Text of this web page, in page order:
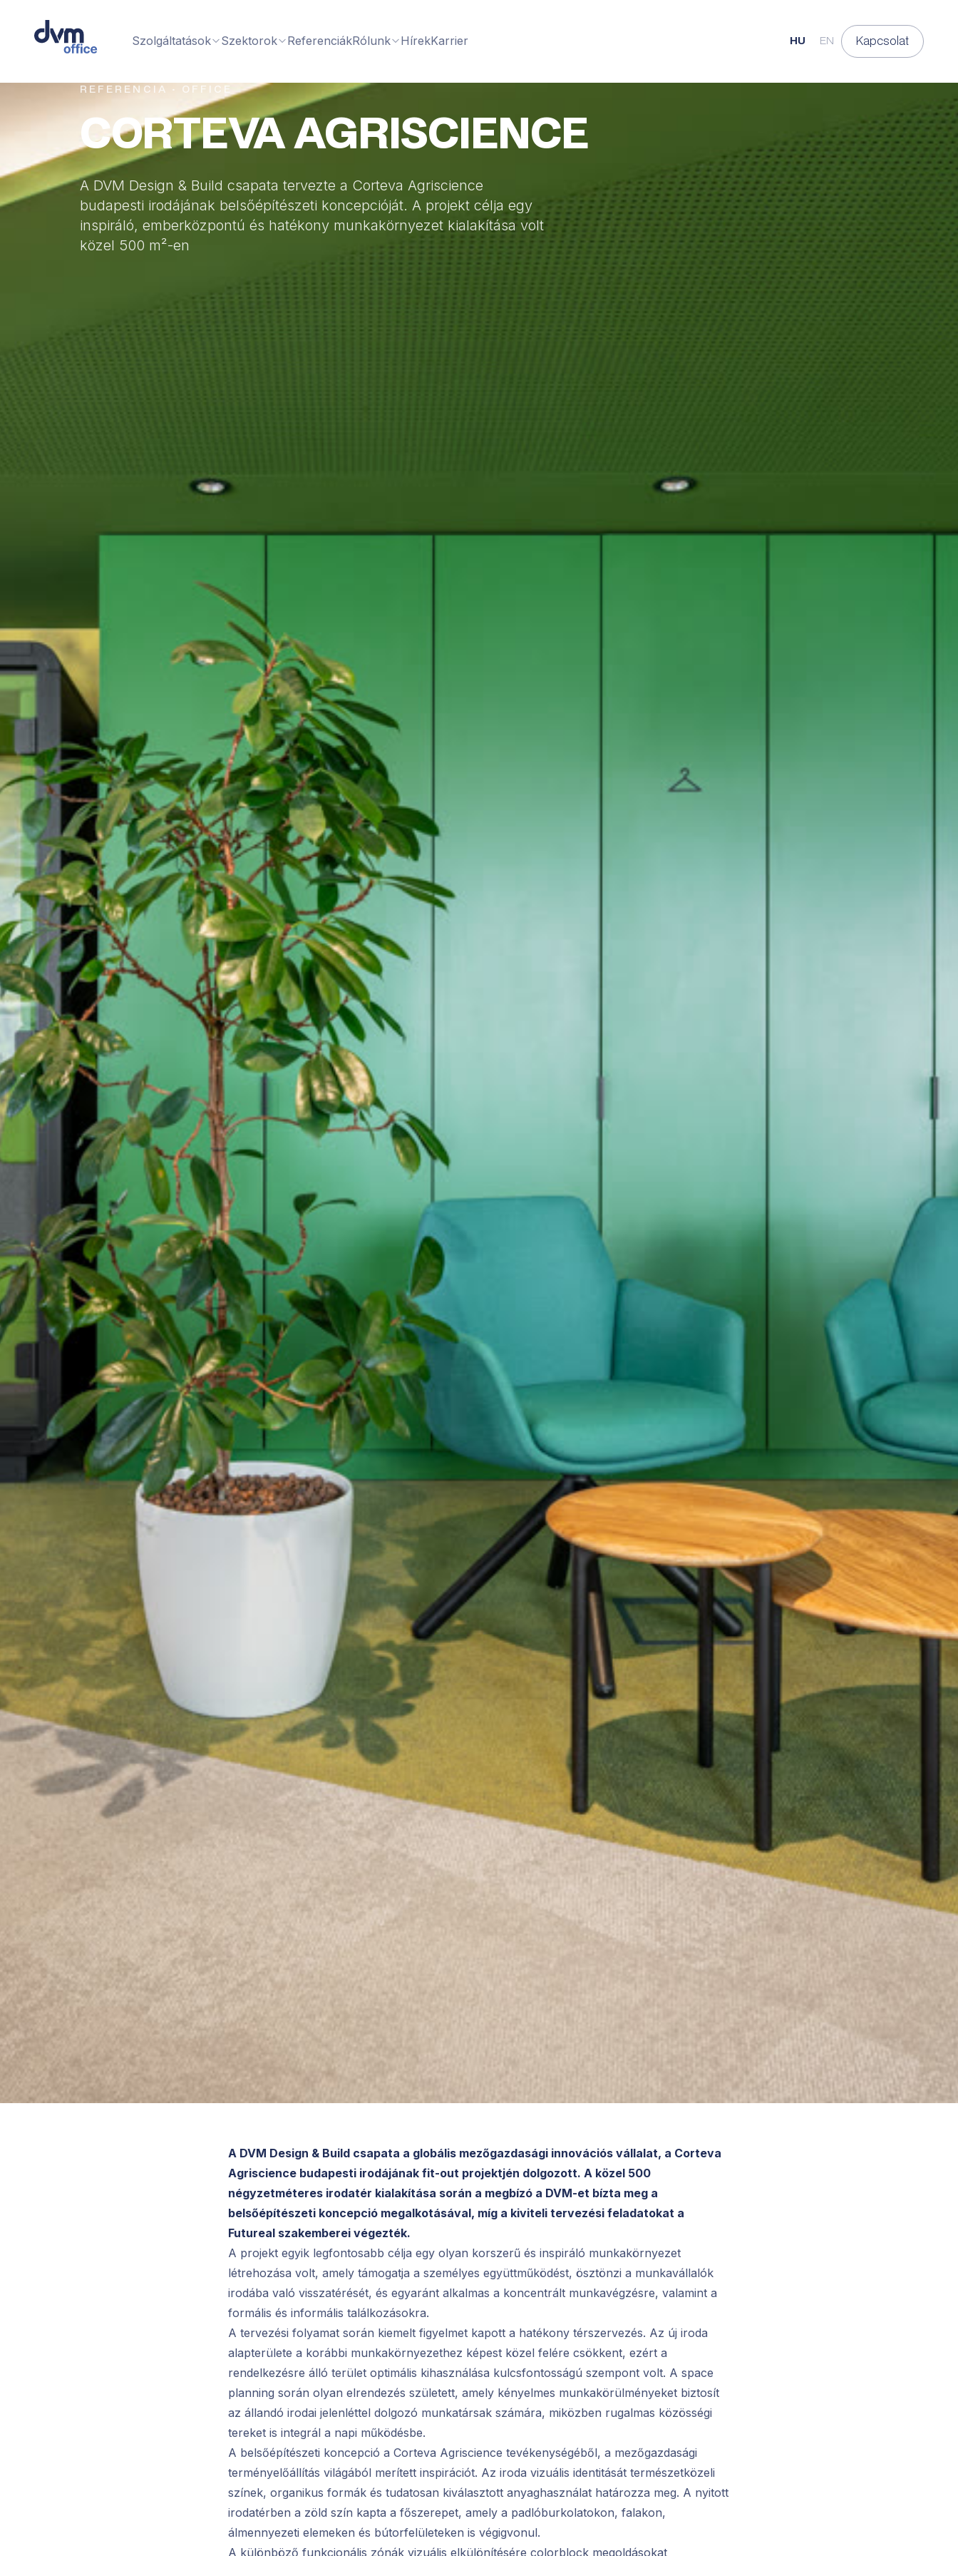
Szolgáltatások Szektorok ReferenciákRólunk HírekKarrier HU EN Kapcsolat
REFERENCIA · OFFICE
CORTEVA AGRISCIENCE
A DVM Design & Build csapata tervezte a Corteva Agriscience
budapesti irodájának belsőépítészeti koncepcióját. A projekt célja egy
inspiráló, emberközpontú és hatékony munkakörnyezet kialakítása volt
közel 500 m²-en
A DVM Design & Build csapata a globális mezőgazdasági innovációs vállalat, a Corteva
Agriscience budapesti irodájának fit-out projektjén dolgozott. A közel 500
négyzetméteres irodatér kialakítása során a megbízó a DVM-et bízta meg a
belsőépítészeti koncepció megalkotásával, míg a kiviteli tervezési feladatokat a
Futureal szakemberei végezték.
A projekt egyik legfontosabb célja egy olyan korszerű és inspiráló munkakörnyezet
létrehozása volt, amely támogatja a személyes együttműködést, ösztönzi a munkavállalók
irodába való visszatérését, és egyaránt alkalmas a koncentrált munkavégzésre, valamint a
formális és informális találkozásokra.
A tervezési folyamat során kiemelt figyelmet kapott a hatékony térszervezés. Az új iroda
alapterülete a korábbi munkakörnyezethez képest közel felére csökkent, ezért a
rendelkezésre álló terület optimális kihasználása kulcsfontosságú szempont volt. A space
planning során olyan elrendezés született, amely kényelmes munkakörülményeket biztosít
az állandó irodai jelenléttel dolgozó munkatársak számára, miközben rugalmas közösségi
tereket is integrál a napi működésbe.
A belsőépítészeti koncepció a Corteva Agriscience tevékenységéből, a mezőgazdasági
terményelőállítás világából merített inspirációt. Az iroda vizuális identitását természetközeli
színek, organikus formák és tudatosan kiválasztott anyaghasználat határozza meg. A nyitott
irodatérben a zöld szín kapta a főszerepet, amely a padlóburkolatokon, falakon,
álmennyezeti elemeken és bútorfelületeken is végigvonul.
A különböző funkcionális zónák vizuális elkülönítésére colorblock megoldásokat